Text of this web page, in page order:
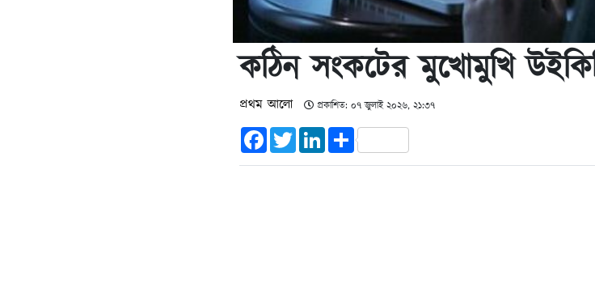
কঠিন সংকটের মুখোমুখি
প্রথম আলো প্রকাশিত: ০৭ জুলাই ২০২৬, ২১:৩৭
FacebookTwitterLinkedInShare